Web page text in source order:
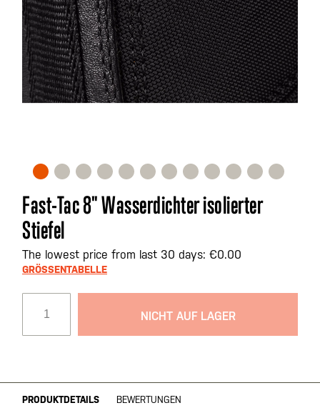
Zum
Anfang
der
Bildgalerie
springen
Fast-Tac 8" Wasserdichter isolierter
Stiefel
The lowest price from last 30 days: €0.00
GRÖSSENTABELLE
NICHT AUF LAGER
PRODUKTDETAILS BEWERTUNGEN